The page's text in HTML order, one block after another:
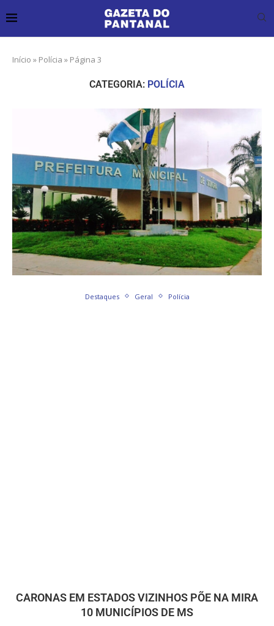
Início » Polícia » Página 3
CATEGORIA: POLÍCIA
Destaques Geral Polícia
CARONAS EM ESTADOS VIZINHOS PÕE NA MIRA
10 MUNICÍPIOS DE MS